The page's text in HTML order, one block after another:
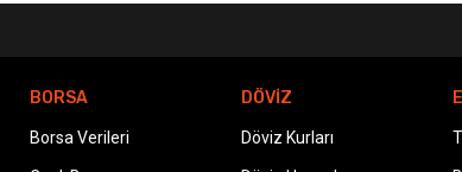
BORSA
Borsa Verileri
DÖVİZ
Döviz Kurları